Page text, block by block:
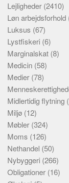
Lejligheder (2410)
Løn arbejdsforhold
Luksus (67)
Lystfiskeri (6)
Marginalskat (8)
Medicin (58)
Medier (78)
Midlertidig flytning
Miljø (12)
Møbler (324)
Moms (126)
Nethandel (50)
Nybyggeri (266)
Obligationer (16)